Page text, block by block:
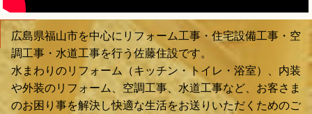
広島県福山市を中心にリフォーム工事・住宅設備工事・空
調工事・水道工事を行う佐藤住設です。
水まわりのリフォーム（キッチン・トイレ・浴室）、内装
や外装のリフォーム、空調工事、水道工事など、お客さま
のお困り事を解決し快適な生活をお送りいただくためのご